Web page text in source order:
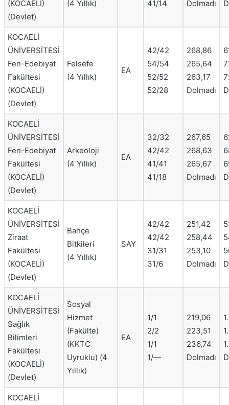
(KOCAELİ)
(Devlet)
(4 Yıllık) 41/14 Dolmadı
KOCAELİ
ÜNİVERSİTESİ
Fen-Edebiyat
Fakültesi
(KOCAELİ)
(Devlet)
Felsefe
(4 Yıllık)
EA
42/42
54/54
52/52
52/28
268,86
265,64
263,17
Dolmadı
KOCAELİ
ÜNİVERSİTESİ
Fen-Edebiyat
Fakültesi
(KOCAELİ)
(Devlet)
Arkeoloji
(4 Yıllık)
EA
32/32
42/42
41/41
41/18
267,65
268,63
265,67
Dolmadı
KOCAELİ
ÜNİVERSİTESİ
Ziraat
Fakültesi
(KOCAELİ)
(Devlet)
Bahçe
Bitkileri
(4 Yıllık)
SAY
42/42
42/42
31/31
31/6
251,42
258,44
253,10
Dolmadı
KOCAELİ
ÜNİVERSİTESİ
Sağlık
Bilimleri
Fakültesi
(KOCAELİ)
(Devlet)
Sosyal
Hizmet
(Fakülte)
(KKTC
Uyruklu) (4
Yıllık)
EA
1/1
2/2
1/1
1/—
219,06
223,51
236,74
Dolmadı
KOCAELİ